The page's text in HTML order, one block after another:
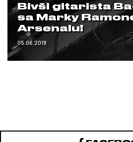
Bivši gitarista
sa Marky
Arsenalu!
05.06.2018